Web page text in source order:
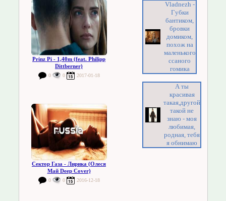
Prinz Pi - 1,40m (feat. Philipp
Dittberner)
0 0 2017-01-18
Сектор Газа - Лирика (Олеся
Май Deep Cover)
0 0 2016-12-18
Vladnezh -
Губки
бантиком,
бровки
домиком,
похож на
маленького
ссаного
гомика
А ты
красивая
такая,другой
такой не
знаю - моя
любимая,
родная, тебя
я обнимаю